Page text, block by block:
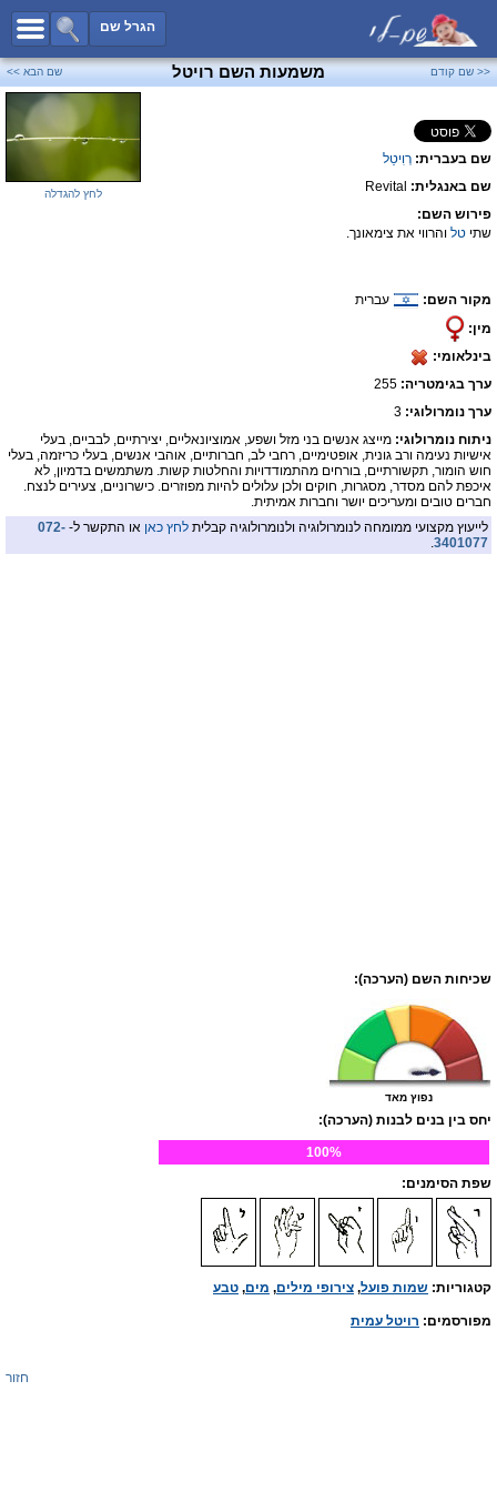
הגרל שם
כל השמות
שמות לבנים
שמות לבנות
שמות נפוצים
פייסבוק
<< שם קודם משמעות השם רויטל שם הבא >>
שם בעברית: רְוִיטַל
שם באנגלית: Revital
פירוש השם:
שתי טל והרווי את צימאונך.
מקור השם:
עברית
מין:
בינלאומי:
ערך בגימטריה:
ערך נומרולוגי: 3
לחץ להגדלה
ניתוח נומרולוגי: מייצג אנשים בני מזל ושפע, אמוציונאליים, יצירתיים, לבביים, בעלי
אישיות נעימה ורב גונית, אופטימיים, רחבי לב, חברותיים, אוהבי אנשים, בעלי כריזמה, בעלי
חוש הומור, תקשורתיים, בורחים מהתמודדויות והחלטות קשות. משתמשים בדמיון, לא
איכפת להם מסדר, מסגרות, חוקים ולכן עלולים להיות מפוזרים. כישרוניים, צעירים לנצח.
חברים טובים ומעריכים יושר וחברות אמיתית.
לייעוץ מקצועי ממומחה לנומרולוגיה ולנומרולוגיה קבלית לחץ כאן או התקשר ל- 072-
3401077
.
שכיחות השם (הערכה):
נפוץ מאד
יחס בין בנים לבנות (הערכה):
100%
שפת הסימנים:
קטגוריות: שמות פועל, צירופי מילים, מים, טבע
מפורסמים: רויטל עמית
חזור